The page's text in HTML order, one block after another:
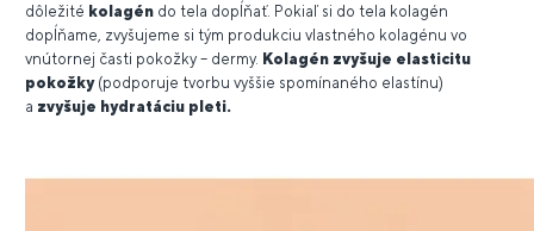
dôležité kolagén do tela dopĺňať. Pokiaľ si do tela kolagén
dopĺňame, zvyšujeme si tým produkciu vlastného kolagénu vo
vnútornej časti pokožky – dermy. Kolagén zvyšuje elasticitu
pokožky(podporuje tvorbu vyššie spomínaného elastínu)
a zvyšuje hydratáciu pleti.